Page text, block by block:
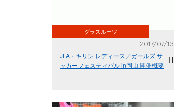
グラスルーツ
2017/07/13
JFA・キリン レディース／ガールズ サ
ッカーフェスティバル in岡山 開催概要